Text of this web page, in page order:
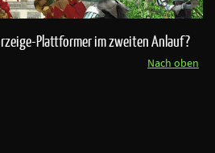
Plattformer im zweiten Anlauf?
Nach oben